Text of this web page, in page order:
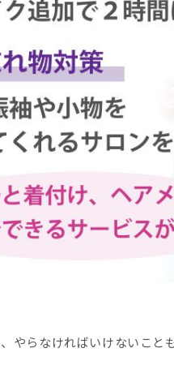
やらなければいけないこと